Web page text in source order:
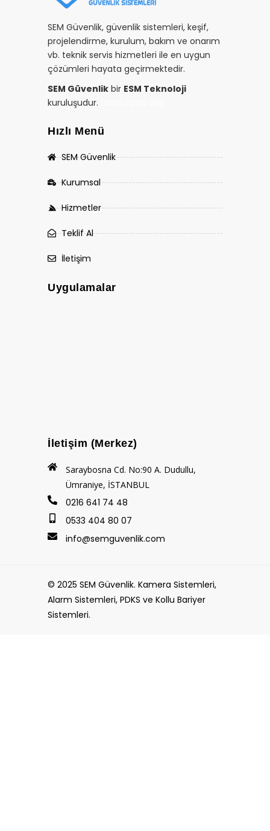
SEM Güvenlik, güvenlik sistemleri, keşif,
projelendirme, kurulum, bakım ve onarım
vb. teknik servis hizmetleri ile en uygun
çözümleri hayata geçirmektedir.
SEM Güvenlik bir ESM Teknoloji
kuruluşudur.
Hızlı Menü
SEM Güvenlik
Kurumsal
Hizmetler
Teklif Al
İletişim
Uygulamalar
İletişim (Merkez)
Saraybosna Cd. No:90 A. Dudullu,
Ümraniye, İSTANBUL
0216 641 74 48
0533 404 80 07
info@semguvenlik.com
© 2025 SEM Güvenlik. Kamera Sistemleri,
Alarm Sistemleri, PDKS ve Kollu Bariyer
Sistemleri.